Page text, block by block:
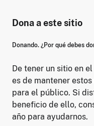
Dona a este sitio
Donando. ¿Por qué debes
De tener un sitio en
es de mantener
para el público. Si
beneficio de ello,
año para ayudarnos.